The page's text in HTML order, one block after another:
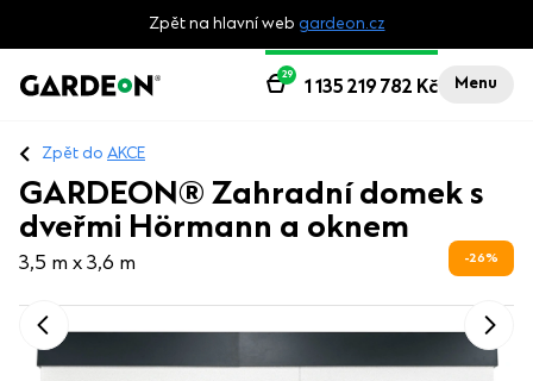
Zpět na hlavní web gardeon.cz
Menu
1 135 219 782 Kč
29
Zpět do AKCE
GARDEON® Zahradní domek s
dveřmi Hörmann a oknem
3,5 m x 3,6 m 26%